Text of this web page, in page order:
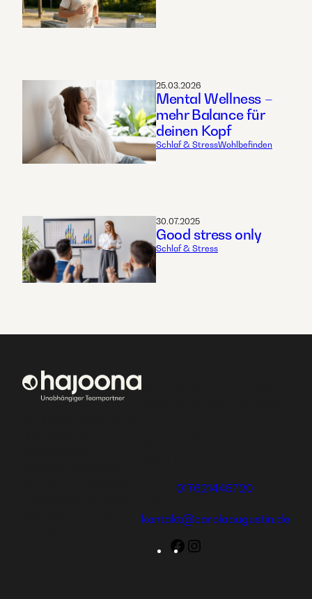
25.03.2026
Mental Wellness –
mehr Balance für
deinen Kopf
Schlaf & StressWohlbefinden
30.07.2025
Good stress only
Schlaf & Stress
017621445720
kontakt@carolaaugustin.de
Facebook